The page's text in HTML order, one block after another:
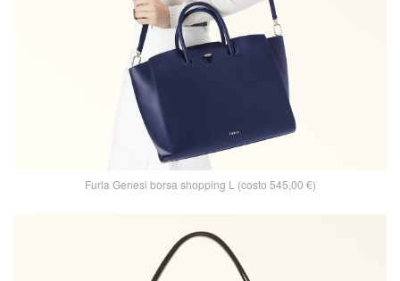
Furla Genesi borsa shopping L (costo 545,00 €)